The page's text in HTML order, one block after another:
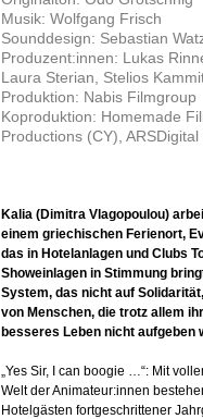
Musik: Wolfgang Frisch
Sounddesign: Sebastian
Produzent:innen: Lukas
Laura Sterian, Stelios
Produktion: Nabis Filmgroup
Koproduktion: Homemade
Productions (CY),
Kalia (Dimitra Vlagopoulou)
einem griechischen Ferienort,
das in Hotelanlagen und Clubs
Showeinlagen in Stimmung
System, das nicht auf
von Menschen, die trotz allem
besseres Leben nicht aufgeben
„Yes Sir, I can boogie …“: Mit
Welt der Animateur:innen
Hotelgästen fortgeschrittener